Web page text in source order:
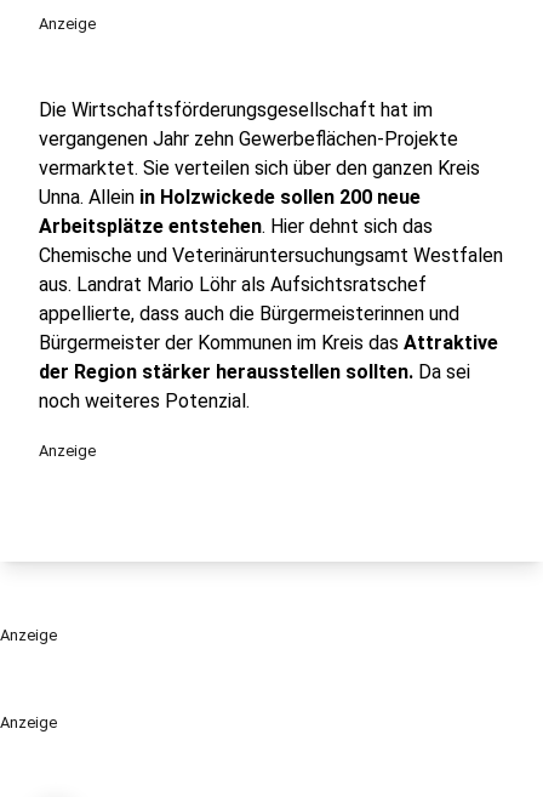
Anzeige
Anzeige
Die Wirtschaftsförderungsgesellschaft hat im
vergangenen Jahr zehn Gewerbeflächen-Projekte
vermarktet. Sie verteilen sich über den ganzen Kreis
Unna. Allein in Holzwickede sollen 200 neue
Arbeitsplätze entstehen. Hier dehnt sich das
Chemische und Veterinäruntersuchungsamt Westfalen
aus. Landrat Mario Löhr als Aufsichtsratschef
appellierte, dass auch die Bürgermeisterinnen und
Bürgermeister der Kommunen im Kreis das Attraktive
der Region stärker herausstellen sollten. Da sei
noch weiteres Potenzial.
Anzeige
Anzeige